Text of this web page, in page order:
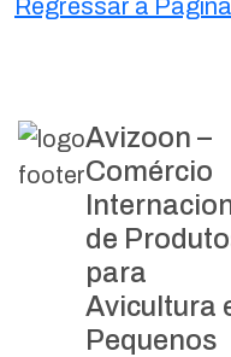
Regressar à
Avizoon –
Comércio
de
para
Avicultura
Pequenos